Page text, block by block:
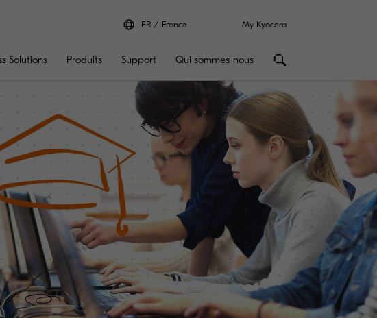
FR France My Kyocera
Solutions Produits Support Qui sommes-nous